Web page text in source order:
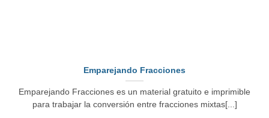
Emparejando Fracciones
Emparejando Fracciones es un material gratuito e imprimible
para trabajar la conversión entre fracciones mixtas[...]